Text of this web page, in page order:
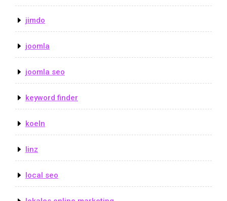
jimdo
joomla
joomla seo
keyword finder
koeln
linz
local seo